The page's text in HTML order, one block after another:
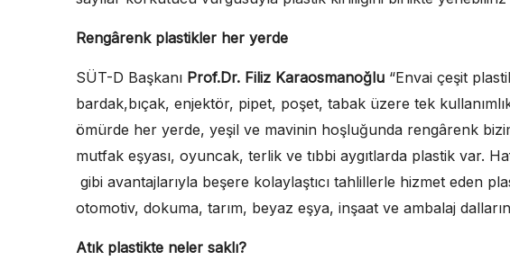
Rengârenk plastikler her yerde
SÜT-D Başkanı Prof.Dr. Filiz Karaosmanoğlu “Envai çeşit
bardak,bıçak, enjektör, pipet, poşet, tabak üzere tek
ömürde her yerde, yeşil ve mavinin hoşluğunda rengârenk
mutfak eşyası, oyuncak, terlik ve tıbbi aygıtlarda plastik var.
gibi avantajlarıyla beşere kolaylaştıcı tahlillerle hizmet eden
otomotiv, dokuma, tarım, beyaz eşya, inşaat ve ambalaj
Atık plastikte neler saklı?